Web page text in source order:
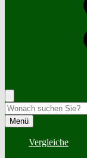
Menü
Vergleiche